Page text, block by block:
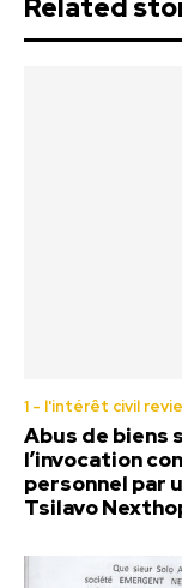
Related
1 - l'intérêt civil
Abus de biens
l’invocation
personnel par
Tsilavo